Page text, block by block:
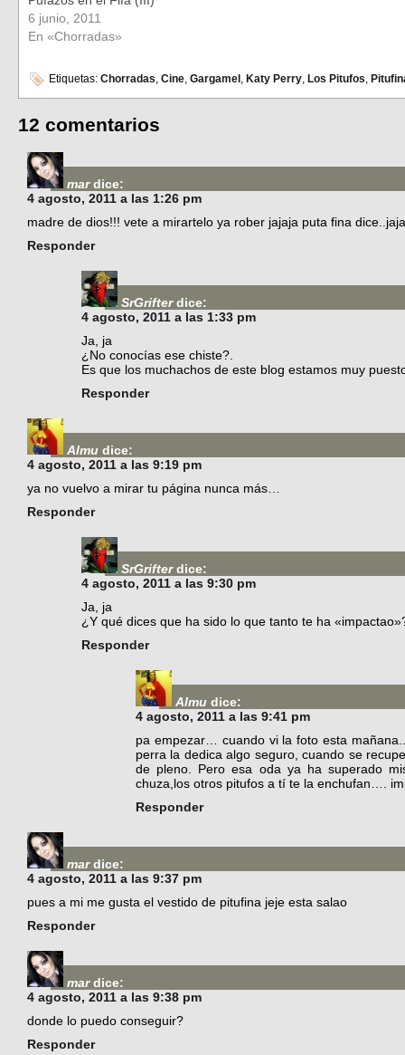
6 junio, 2011
En «Chorradas»
Etiquetas: Chorradas, Cine, Gargamel , Katy Perry, Los Pitufos,
12 comentarios
mar dice:
4 agosto, 2011 a las 1:26 pm
madre de dios!!! vete a mirartelo ya rober jajaja puta fina
Responder
SrGrifter dice:
4 agosto, 2011 a las 1:33 pm
Ja, ja
¿No conocías ese chiste?.
Es que los muchachos de este blog estamos muy
Responder
Almu dice:
4 agosto, 2011 a las 9:19 pm
ya no vuelvo a mirar tu página nunca más…
Responder
SrGrifter dice:
4 agosto, 2011 a las 9:30 pm
Ja, ja
¿Y qué dices que ha sido lo que tanto te ha
Responder
Almu dice:
4 agosto, 2011 a las 9:41 pm
pa empezar… cuando vi la foto esta
perra la dedica algo seguro, cuando se
de pleno. Pero esa oda ya ha superado
chuza,los otros pitufos a tí te la enchufan….
Responder
mar dice:
4 agosto, 2011 a las 9:37 pm
pues a mi me gusta el vestido de pitufina jeje esta salao
Responder
mar dice:
4 agosto, 2011 a las 9:38 pm
donde lo puedo conseguir?
Responder